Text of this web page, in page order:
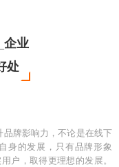
企业
处
牌影响力，不论是在线下
身的发展，只有品牌形象
户，取得更理想的发展。